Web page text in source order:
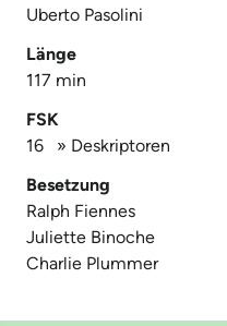
Uberto Pasolini
Länge
117 min
FSK
16
» Deskriptoren
Besetzung
Ralph Fiennes
Juliette Binoche
Charlie Plummer